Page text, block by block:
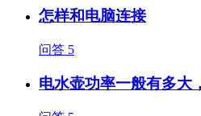
怎样和电脑连接
问答 5
电水壶功率一般有多大